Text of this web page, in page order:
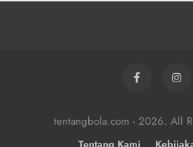
tentangbola.com - 2026. All
Tentang Kami